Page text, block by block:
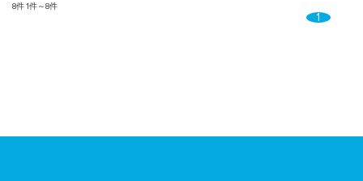
8件1件～8件
1